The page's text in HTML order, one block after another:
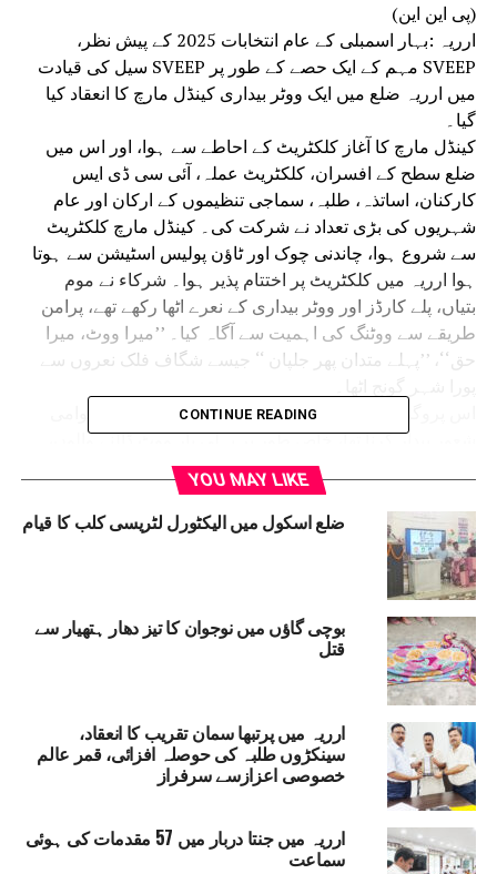
(پی این این)
ارریہ :بہار اسمبلی کے عام انتخابات 2025 کے پیش نظر،
SVEEP مہم کے ایک حصے کے طور پر SVEEP سیل کی قیادت
میں ارریہ ضلع میں ایک ووٹر بیداری کینڈل مارچ کا انعقاد کیا
گیا۔
کینڈل مارچ کا آغاز کلکٹریٹ کے احاطے سے ہوا، اور اس میں
ضلع سطح کے افسران، کلکٹریٹ عملہ، آئی سی ڈی ایس
کارکنان، اساتذہ، طلبہ، سماجی تنظیموں کے ارکان اور عام
شہریوں کی بڑی تعداد نے شرکت کی۔ کینڈل مارچ کلکٹریٹ
سے شروع ہوا، چاندنی چوک اور ٹاؤن پولیس اسٹیشن سے ہوتا
ہوا ارریہ میں کلکٹریٹ پر اختتام پذیر ہوا۔ شرکاء نے موم
بتیاں، پلے کارڈز اور ووٹر بیداری کے نعرے اٹھا رکھے تھے، پرامن
طریقے سے ووٹنگ کی اہمیت سے آگاہ کیا۔ ’’میرا ووٹ، میرا
حق‘‘، ’’پہلے متدان پھر جلپان ‘‘ جیسے شگاف فلک نعروں سے
اس پروگرام کا بنیادی مقصد ووٹ ڈالنے کے بارے میں عوامی
شعور بیدار کرنا تھا، خاص طور پر پہلی بار ووٹ ڈالنے والوں،
نوجوانوں، خواتین اور تمام شہریوں میں، اور انتخابات میں فعال
شرکت کی حوصلہ افزائی کرنا تھا۔ کینڈل مارچ میں شریک
عہدیداروں نے اپیل کی کہ جمہوریت کو مضبوط کرنے کے لیے
ہر ووٹر 11 نومبر 2025 کو اپنے پولنگ بوتھ پر ضرور جائے۔
RELATED TOPICS:
BIHAR ASSEMBLY ELECTIONS 2025
ELECTION COMMISSION OF INDIA
VOTER AWARENESS CANDLE MARCH
UP
کانگریس نے مولانا آزاد کو پیش کیاخراج عقیدت
DON'T MISS
بہار اسمبلی الیکشن کولیکر اعلیٰ سطحی جائزہ میٹنگ
منعقد
CONTINUE READING
YOU MAY LIKE
ضلع اسکول میں الیکٹورل لٹریسی کلب کا قیام
بوچی گاؤں میں نوجوان کا تیز دھار ہتھیار سے
قتل
ارریہ میں پرتبھا سمان تقریب کا انعقاد،
سینکڑوں طلبہ کی حوصلہ افزائی، قمر عالم
خصوصی اعزازسے سرفراز
ارریہ میں جنتا دربار میں 57 مقدمات کی ہوئی
سماعت